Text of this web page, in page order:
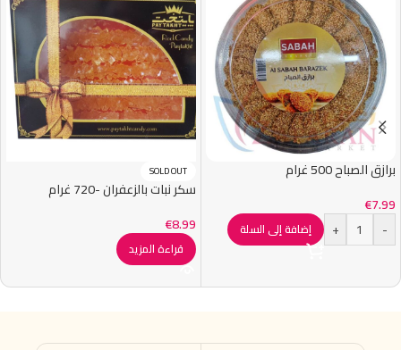
برازق الصباح 500 غرام
€7.99
-
+ إضافة إلى السلة
SOLD OUT
سكر نبات بالزعفران -720 غرام
€8.99
قراءة المزيد